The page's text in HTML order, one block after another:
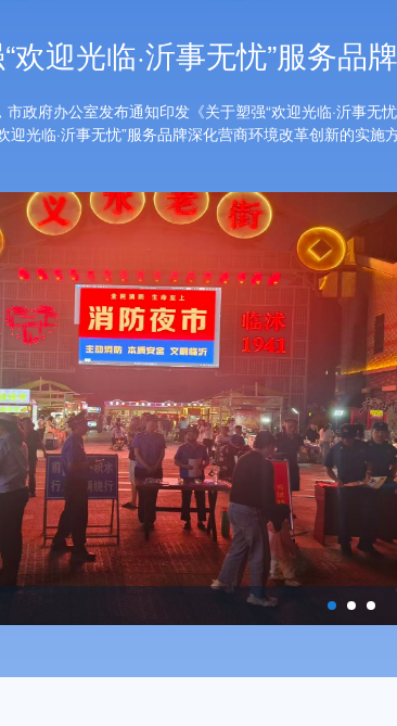
欢迎光临·沂事无忧”服务品
市政府办公室发布通知印发《关于塑强“欢迎光临·沂事
迎光临·沂事无忧”服务品牌深化营商环境改革创新的实
四次会议在京开幕 习近平等在主...